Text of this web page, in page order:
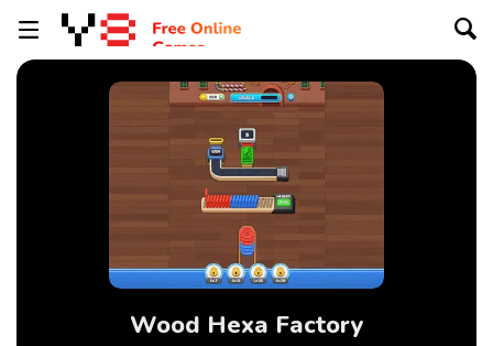
Wood Hexa Factory